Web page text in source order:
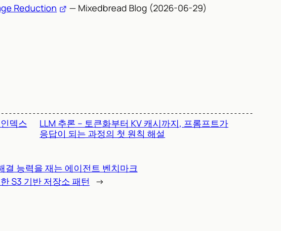
Reduction — Mixedbread Blog (2026-06-29)
덱스
LLM 추론 – 토큰화부터 KV 캐시까지, 프롬프트가
응답이 되는 과정의 첫 원칙 해설
결 능력을 재는 에이전트 벤치마크
S3 기반 저장소 패턴
→